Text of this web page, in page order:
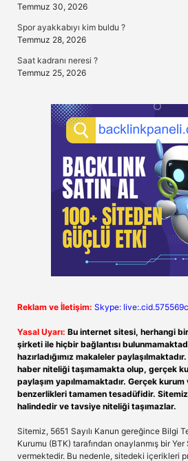
Temmuz 30, 2026
Spor ayakkabıyı kim buldu ?
Temmuz 28, 2026
Saat kadranı neresi ?
Temmuz 25, 2026
Reklam ve İletişim: Skype:
Yasal Uyarı: Bu internet sitesi, herhangi
şirketi ile hiçbir bağlantısı
hazırladığımız makaleler
haber niteliği taşımamakta olup, gerçek
paylaşım yapılmamaktadır. Gerçek
benzerlikleri tamamen tesadüfidir.
halindedir ve tavsiye niteliği taşımazlar.
Sitemiz, 5651 Sayılı Kanun gereğince Bilgi
Kurumu (BTK) tarafından onaylanmış bir
vermektedir. Bu nedenle, sitedeki içerikleri